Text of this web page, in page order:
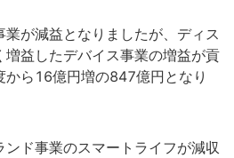
が減益となりましたが、ディス
増益したデバイス事業の増益が貢
から16億円増の847億円となり
ド事業のスマートライフが減収